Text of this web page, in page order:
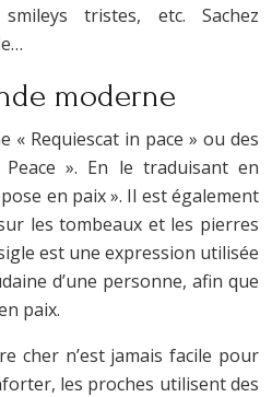
tristes, etc. Sachez
moderne
« Requiescat in pace » ou des
». En le traduisant en
en paix ». Il est également
les tombeaux et les pierres
est une expression utilisée
d’une personne, afin que
paix.
cher n’est jamais facile pour
les proches utilisent des